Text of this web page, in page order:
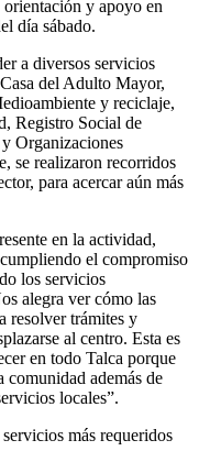
y apoyo en
día sábado.
a diversos servicios
del Adulto Mayor,
y reciclaje,
Registro Social de
Organizaciones
se realizaron recorridos
para acercar aún más
en la actividad,
el compromiso
los servicios
alegra ver cómo las
resolver trámites y
al centro. Esta es
en todo Talca porque
además de
locales”.
más requeridos